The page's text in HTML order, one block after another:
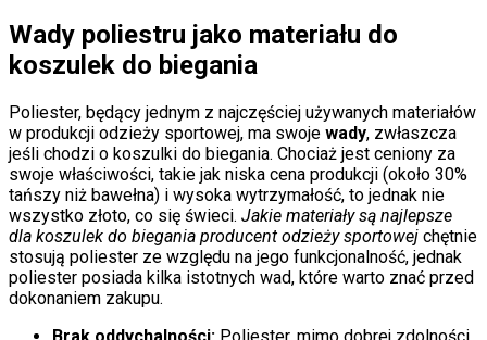
Wady poliestru jako materiału do
koszulek do biegania
Poliester, będący jednym z najczęściej używanych materiałów
w produkcji odzieży sportowej, ma swoje wady, zwłaszcza
jeśli chodzi o koszulki do biegania. Chociaż jest ceniony za
swoje właściwości, takie jak niska cena produkcji (około 30%
tańszy niż bawełna) i wysoka wytrzymałość, to jednak nie
wszystko złoto, co się świeci. Jakie materiały są najlepsze
dla koszulek do biegania producent odzieży sportowej chętnie
stosują poliester ze względu na jego funkcjonalność, jednak
poliester posiada kilka istotnych wad, które warto znać przed
dokonaniem zakupu.